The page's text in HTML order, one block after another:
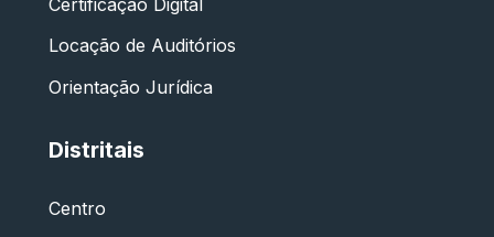
Locação de Auditórios
Orientação Jurídica
Distritais
Centro